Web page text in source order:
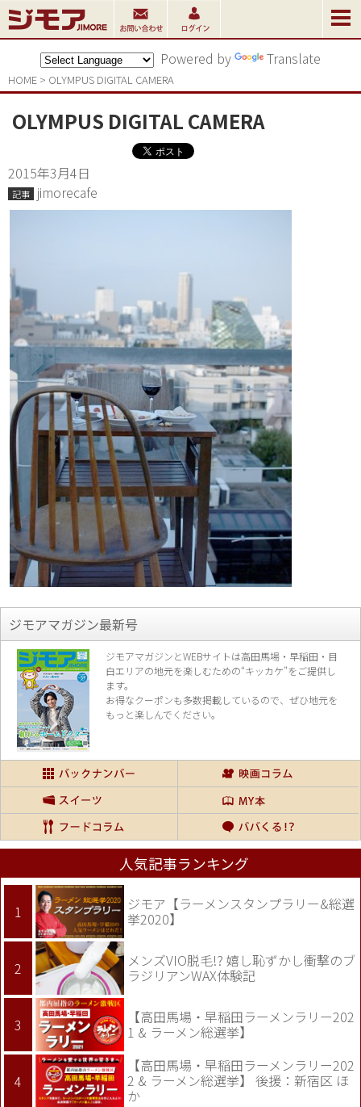
Powered by Translate
HOME > OLYMPUS DIGITAL CAMERA
OLYMPUS DIGITAL CAMERA
2015年3月4日
記事 jimorecafe
ジモアマガジン最新号
ジモアマガジンとWEBサイトは高田馬場・早稲田・目
白エリアの地元を楽しむための“キッカケ”をご提供し
ます。
お得なクーポンも多数掲載しているので、 ぜひ地元を
もっと楽しんでください。
人気記事ランキング
ジモア【ラーメンスタンプラリー&総選
挙2020】
メンズVIO脱毛!? 嬉し恥ずかし衝撃のブ
ラジリアンWAX体験記
【高田馬場・早稲田ラーメンラリー202
1 & ラーメン総選挙】
【高田馬場・早稲田ラーメンラリー202
2 & ラーメン総選挙】 後援：新宿区 ほ
か